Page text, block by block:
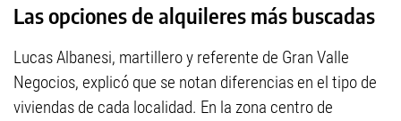
Las opciones de alquileres más buscadas
Lucas Albanesi, martillero y referente de Gran Valle
Negocios, explicó que se notan diferencias en el tipo de
viviendas de cada localidad. En la zona centro de